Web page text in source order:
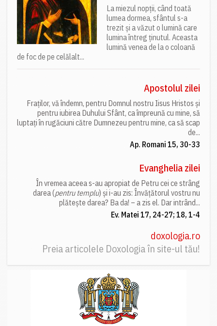
La miezul nopții, când toată
lumea dormea, sfântul s-a
trezit și a văzut o lumină care
lumina întreg ținutul. Aceasta
lumină venea de la o coloană
de foc de pe celălalt...
Apostolul zilei
Fraților, vă îndemn, pentru Domnul nostru Iisus Hristos și
pentru iubirea Duhului Sfânt, ca împreună cu mine, să
luptați în rugăciuni către Dumnezeu pentru mine, ca să scap
de...
Ap. Romani 15, 30-33
Evanghelia zilei
În vremea aceea s-au apropiat de Petru cei ce strâng
darea (pentru templu) și i-au zis: Învățătorul vostru nu
plătește darea? Ba da! – a zis el. Dar intrând...
Ev. Matei 17, 24-27; 18, 1-4
doxologia.ro
Preia articolele Doxologia în site-ul tău!